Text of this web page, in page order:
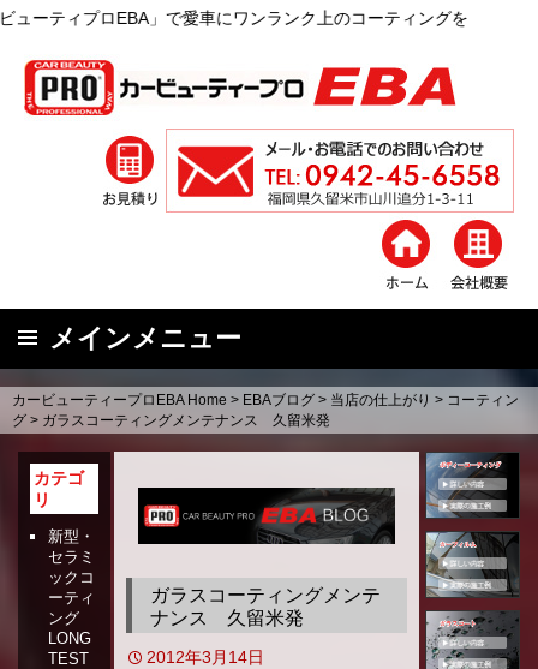
EBA」で愛車にワンランク上のコーティングを
メインメニュー
コ
ン
カービューティープロEBA Home > EBAブログ > 当店の仕上がり > コーティン
グ > ガラスコーティングメンテナンス 久留米発
ガラスコーティングメンテ
ナンス 久留米発
2012年3月14日
カテゴ
リ
新型・
セラミ
ックコ
ーティ
ング
LONG
TEST